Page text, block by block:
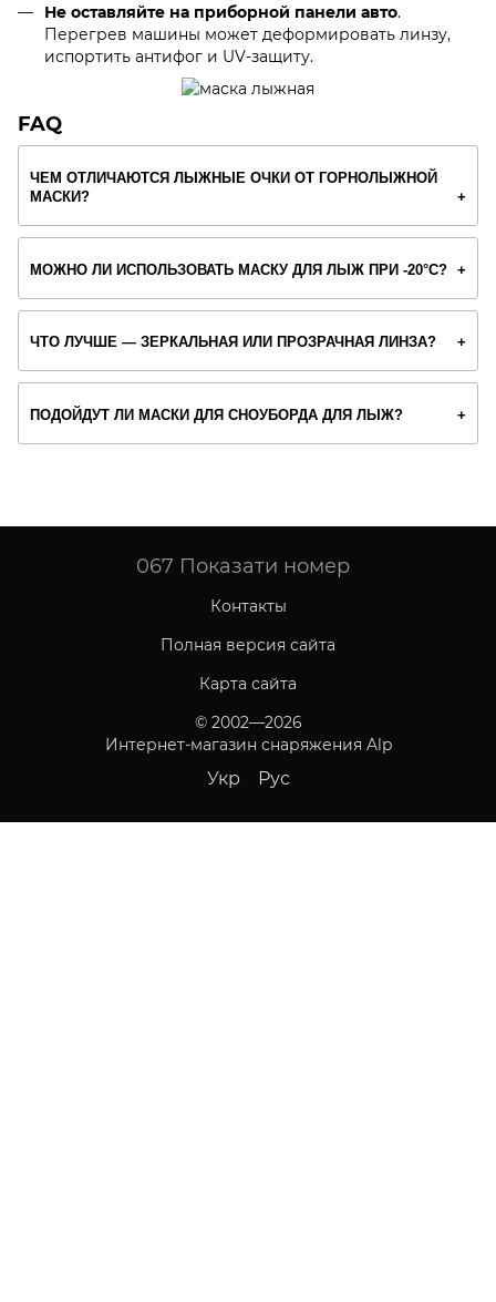
Не оставляйте на приборной панели авто.
Перегрев машины может деформировать линзу,
испортить антифог и UV-защиту.
FAQ
ЧЕМ ОТЛИЧАЮТСЯ ЛЫЖНЫЕ ОЧКИ ОТ ГОРНОЛЫЖНОЙ
МАСКИ?
МОЖНО ЛИ ИСПОЛЬЗОВАТЬ МАСКУ ДЛЯ ЛЫЖ ПРИ -20°C?
ЧТО ЛУЧШЕ — ЗЕРКАЛЬНАЯ ИЛИ ПРОЗРАЧНАЯ ЛИНЗА?
ПОДОЙДУТ ЛИ МАСКИ ДЛЯ СНОУБОРДА ДЛЯ ЛЫЖ?
067 Показати номер
Контакты
Полная версия сайта
Карта сайта
© 2002—2026
Интернет-магазин снаряжения Alp
Укр Рус